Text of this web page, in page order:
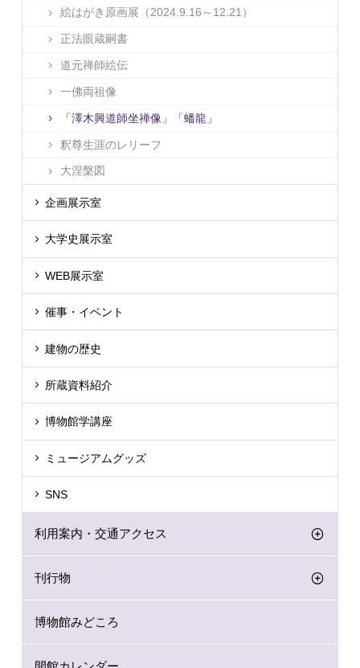
絵はがき原画展（2024.9.16～12.21）
正法眼蔵嗣書
道元禅師絵伝
一佛両祖像
「澤木興道師坐禅像」「蟠龍」
釈尊生涯のレリーフ
大涅槃図
企画展示室
大学史展示室
WEB展示室
催事・イベント
建物の歴史
所蔵資料紹介
博物館学講座
ミュージアムグッズ
SNS
利用案内・交通アクセス
刊行物
博物館みどころ